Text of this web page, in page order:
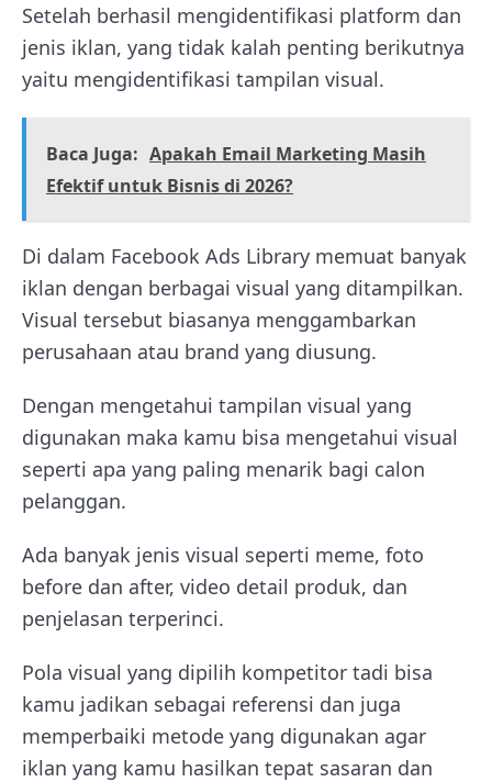
Setelah berhasil mengidentifikasi platform dan
jenis iklan, yang tidak kalah penting berikutnya
yaitu mengidentifikasi tampilan visual.
Baca Juga: Apakah Email Marketing Masih
Efektif untuk Bisnis di 2026?
Di dalam Facebook Ads Library memuat banyak
iklan dengan berbagai visual yang ditampilkan.
Visual tersebut biasanya menggambarkan
perusahaan atau brand yang diusung.
Dengan mengetahui tampilan visual yang
digunakan maka kamu bisa mengetahui visual
seperti apa yang paling menarik bagi calon
pelanggan.
Ada banyak jenis visual seperti meme, foto
before dan after, video detail produk, dan
penjelasan terperinci.
Pola visual yang dipilih kompetitor tadi bisa
kamu jadikan sebagai referensi dan juga
memperbaiki metode yang digunakan agar
iklan yang kamu hasilkan tepat sasaran dan